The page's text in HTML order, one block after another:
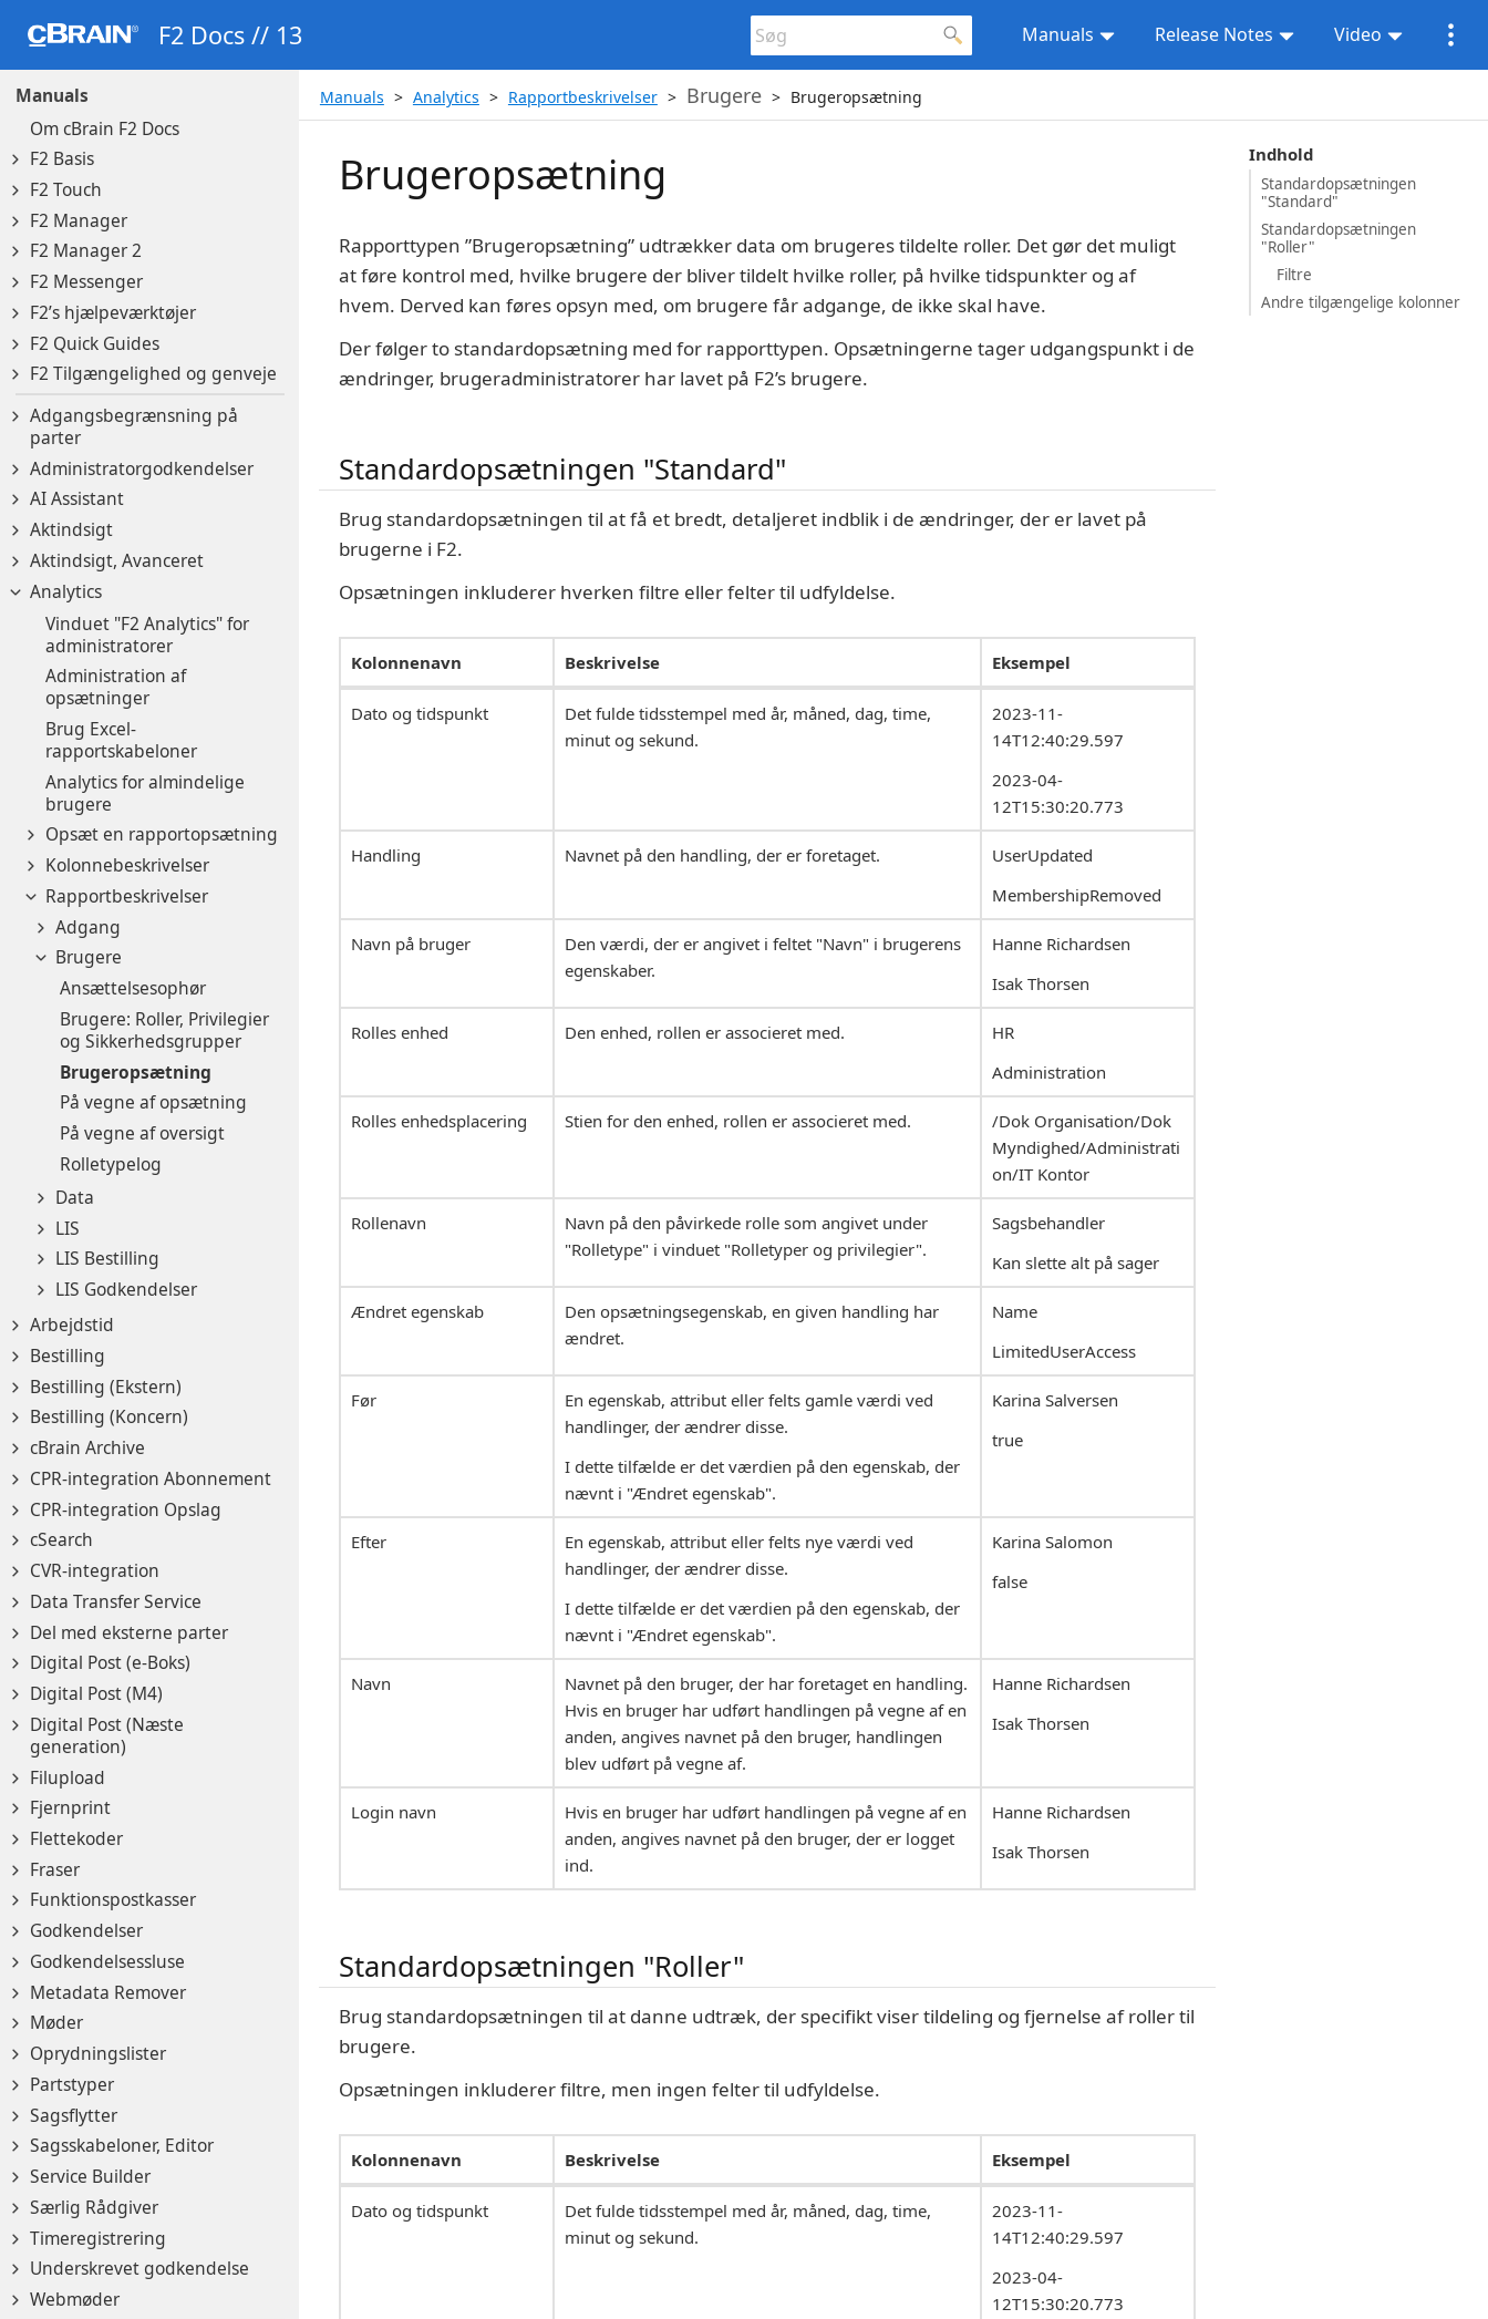
F2 Docs // 13 Manuals Release Notes Video
Manuals
Om cBrain F2 Docs
F2 Basis
F2 Touch
F2 Manager
F2 Manager 2
F2 Messenger
F2’s hjælpeværktøjer
F2 Quick Guides
F2 Tilgængelighed og genveje
Adgangsbegrænsning på
parter
Administratorgodkendelser
AI Assistant
Aktindsigt
Aktindsigt, Avanceret
Analytics
Vinduet "F2 Analytics" for
administratorer
Administration af
opsætninger
Brug Excel-
rapportskabeloner
Analytics for almindelige
brugere
Opsæt en rapportopsætning
Kolonnebeskrivelser
Rapportbeskrivelser
Adgang
Brugere
Ansættelsesophør
Brugere: Roller, Privilegier
og Sikkerhedsgrupper
Brugeropsætning
På vegne af opsætning
På vegne af oversigt
Rolletypelog
Data
LIS
LIS Bestilling
LIS Godkendelser
Arbejdstid
Bestilling
Bestilling (Ekstern)
Bestilling (Koncern)
cBrain Archive
CPR-integration Abonnement
CPR-integration Opslag
cSearch
CVR-integration
Data Transfer Service
Del med eksterne parter
Digital Post (e-Boks)
Digital Post (M4)
Digital Post (Næste
generation)
Filupload
Fjernprint
Flettekoder
Fraser
Funktionspostkasser
Godkendelser
Godkendelsessluse
Metadata Remover
Møder
Oprydningslister
Partstyper
Sagsflytter
Sagsskabeloner, Editor
Service Builder
Særlig Rådgiver
Timeregistrering
Underskrevet godkendelse
Webmøder
Manuals Analytics Rapportbeskrivelser Brugere Brugeropsætning
Indhold
Standardopsætningen
"Standard"
Standardopsætningen
"Roller"
Filtre
Andre tilgængelige kolonner
Brugeropsætning
Rapporttypen ”Brugeropsætning” udtrækker data om brugeres tildelte roller. Det gør det muligt
at føre kontrol med, hvilke brugere der bliver tildelt hvilke roller, på hvilke tidspunkter og af
hvem. Derved kan føres opsyn med, om brugere får adgange, de ikke skal have.
Der følger to standardopsætning med for rapporttypen. Opsætningerne tager udgangspunkt i de
ændringer, brugeradministratorer har lavet på F2’s brugere.
Standardopsætningen "Standard"
Brug standardopsætningen til at få et bredt, detaljeret indblik i de ændringer, der er lavet på
brugerne i F2.
Opsætningen inkluderer hverken filtre eller felter til udfyldelse.
Kolonnenavn Beskrivelse Eksempel
Dato og tidspunkt
Det fulde tidsstempel med år, måned, dag, time,
minut og sekund.
2023-11-
14T12:40:29.597
2023-04-
12T15:30:20.773
Handling Navnet på den handling, der er foretaget.
UserUpdated
MembershipRemoved
Navn på bruger
Den værdi, der er angivet i feltet "Navn" i brugerens
egenskaber.
Hanne Richardsen
Isak Thorsen
Rolles enhed Den enhed, rollen er associeret med.
HR
Administration
Rolles enhedsplacering Stien for den enhed, rollen er associeret med.
/Dok Organisation/Dok
Myndighed/Administrati
on/IT Kontor
Rollenavn
Navn på den påvirkede rolle som angivet under
"Rolletype" i vinduet "Rolletyper og privilegier".
Sagsbehandler
Kan slette alt på sager
Ændret egenskab
Den opsætningsegenskab, en given handling har
ændret.
Name
LimitedUserAccess
Før
En egenskab, attribut eller felts gamle værdi ved
handlinger, der ændrer disse.
I dette tilfælde er det værdien på den egenskab, der
nævnt i "Ændret egenskab".
Karina Salversen
true
Efter
En egenskab, attribut eller felts nye værdi ved
handlinger, der ændrer disse.
I dette tilfælde er det værdien på den egenskab, der
nævnt i "Ændret egenskab".
Karina Salomon
false
Navn
Navnet på den bruger, der har foretaget en handling.
Hvis en bruger har udført handlingen på vegne af en
anden, angives navnet på den bruger, handlingen
blev udført på vegne af.
Hanne Richardsen
Isak Thorsen
Login navn
Hvis en bruger har udført handlingen på vegne af en
anden, angives navnet på den bruger, der er logget
ind.
Hanne Richardsen
Isak Thorsen
Standardopsætningen "Roller"
Brug standardopsætningen til at danne udtræk, der specifikt viser tildeling og fjernelse af roller til
brugere.
Opsætningen inkluderer filtre, men ingen felter til udfyldelse.
Kolonnenavn Beskrivelse Eksempel
Dato og tidspunkt
Det fulde tidsstempel med år, måned, dag, time,
minut og sekund.
2023-11-
14T12:40:29.597
2023-04-
12T15:30:20.773